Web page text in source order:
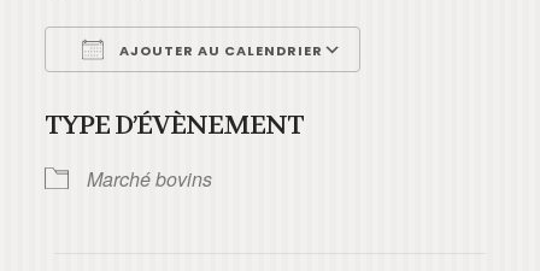
AJOUTER AU CALENDRIER
TYPE D’ÉVÈNEMENT
Marché bovins